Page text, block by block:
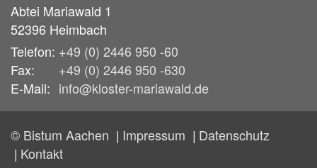
Abtei Mariawald 1
52396 Heimbach
Telefon: +49 (0) 2446 950 -60
Fax:
+49 (0) 2446 950 -630
E-Mail: info@kloster-mariawald.de
© Bistum Aachen Impressum
Datenschutz
Kontakt